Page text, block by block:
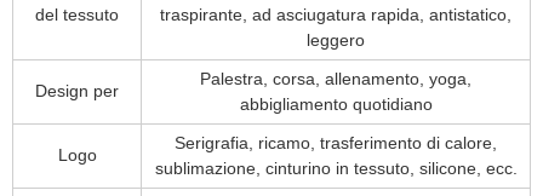
del tessuto
traspirante, ad asciugatura rapida, antistatico,
leggero
Design per
Palestra, corsa, allenamento, yoga,
abbigliamento quotidiano
Logo
Serigrafia, ricamo, trasferimento di calore,
sublimazione, cinturino in tessuto, silicone, ecc.